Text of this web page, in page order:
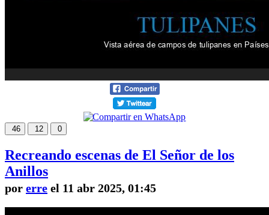
46 12 0
Recreando escenas de El Señor de los
Anillos
por erre el 11 abr 2025, 01:45